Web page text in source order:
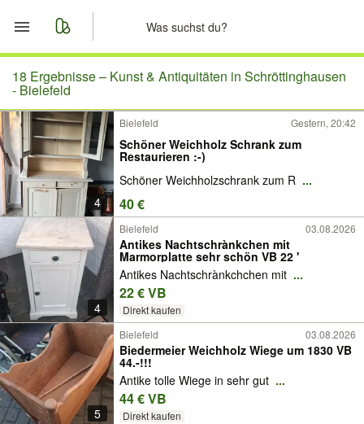
Start
Merkliste
Nachrichten
Anzeige aufgeben
18 Ergebnisse – Kunst & Antiquitäten in Schröttinghausen
- Bielefeld
4
Bielefeld Gestern, 20:42
Schöner Weichholz Schrank zum
Restaurieren :-)
Schöner Weichholzschrank zum R ...
40 €
4
Bielefeld 03.08.2026
Antikes Nachtschrànkchen mit
Marmorplatte sehr schön VB 22 '
Antikes Nachtschrànkchchen mit ...
22 € VB
Direkt kaufen
5
Bielefeld 03.08.2026
Biedermeier Weichholz Wiege um 1830 VB
44.-!!!
Antike tolle Wiege in sehr gut ...
44 € VB
Direkt kaufen